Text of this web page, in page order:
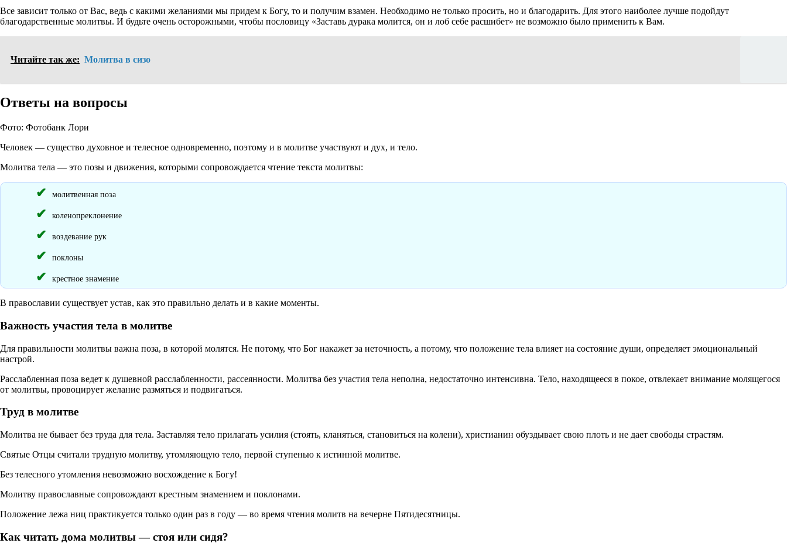
Все зависит только от Вас, ведь с какими желаниями мы придем к Богу, то и получим взамен. Необходимо не только просить, но и благодарить. Для этого наиболее лучше подойдут
благодарственные молитвы. И будьте очень осторожными, чтобы пословицу «Заставь дурака молится, он и лоб себе расшибет» не возможно было применить к Вам.
Читайте так же: Молитва в сизо
Ответы на вопросы
Фото: Фотобанк Лори
Человек — существо духовное и телесное одновременно, поэтому и в молитве участвуют и дух, и тело.
Молитва тела — это позы и движения, которыми сопровождается чтение текста молитвы:
молитвенная поза
коленопреклонение
воздевание рук
поклоны
крестное знамение
В православии существует устав, как это правильно делать и в какие моменты.
Важность участия тела в молитве
Для правильности молитвы важна поза, в которой молятся. Не потому, что Бог накажет за неточность, а потому, что положение тела влияет на состояние души, определяет эмоциональный
настрой.
Расслабленная поза ведет к душевной расслабленности, рассеянности. Молитва без участия тела неполна, недостаточно интенсивна. Тело, находящееся в покое, отвлекает внимание молящегося
от молитвы, провоцирует желание размяться и подвигаться.
Труд в молитве
Молитва не бывает без труда для тела. Заставляя тело прилагать усилия (стоять, кланяться, становиться на колени), христианин обуздывает свою плоть и не дает свободы страстям.
Святые Отцы считали трудную молитву, утомляющую тело, первой ступенью к истинной молитве.
Без телесного утомления невозможно восхождение к Богу!
Молитву православные сопровождают крестным знамением и поклонами.
Положение лежа ниц практикуется только один раз в году — во время чтения молитв на вечерне Пятидесятницы.
Как читать дома молитвы — стоя или сидя?